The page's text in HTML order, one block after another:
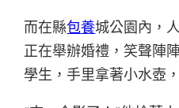
而在縣包養城公園內，
正在舉辦婚禮，笑聲陣
學生，手里拿著小水壺